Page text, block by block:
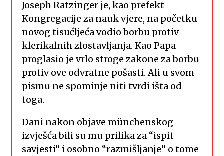
Joseph Ratzinger je, kao prefekt
Kongregacije za nauk vjere, na početku
novog tisućljeća vodio borbu protiv
klerikalnih zlostavljanja. Kao Papa
proglasio je vrlo stroge zakone za borbu
protiv ove odvratne pošasti. Ali u svom
pismu ne spominje niti tvrdi išta od
toga.
Dani nakon objave münchenskog
izvješća bili su mu prilika za “ispit
savjesti” i osobno “razmišljanje” o tome